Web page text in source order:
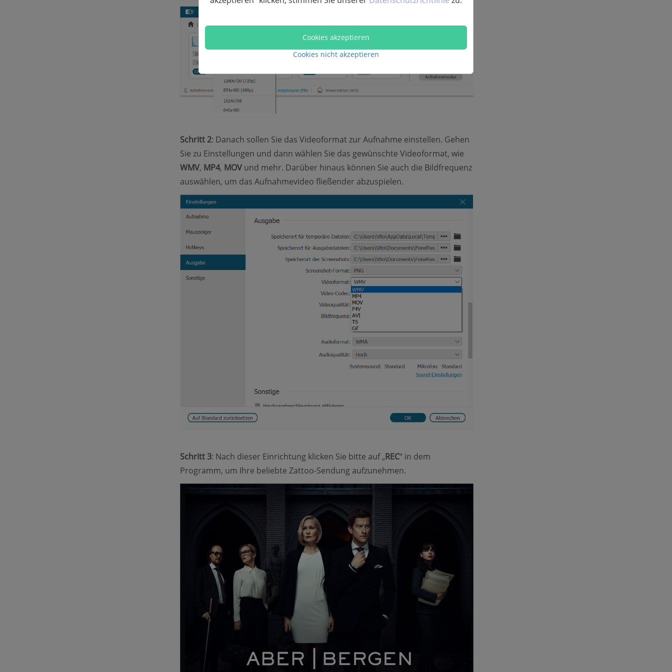
Schritt 2: Danach sollen Sie das Videoformat zur Aufnahme einstellen. Gehen
Sie zu Einstellungen und dann wählen Sie das gewünschte Videoformat, wie
WMV, MP4, MOVund mehr. Darüber hinaus können Sie auch die Bildfrequenz
auswählen, um das Aufnahmevideo fließender abzuspielen.
Schritt 3: Nach dieser Einrichtung klicken Sie bitte auf „REC“ in dem
Programm, um Ihre beliebte Zattoo-Sendung aufzunehmen.
Cookies akzeptieren
Cookies nicht akzeptieren